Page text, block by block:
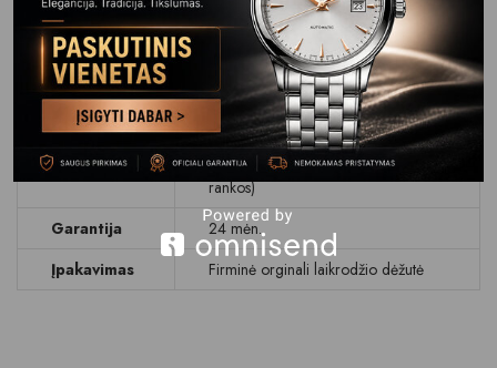
Vandeniui
Apyrankė
Dirželis
Plienas 316L
Apyrankės
Užsegimas
Z formos su fiksatoriais (atsisegus
užsegtuką, laikrodis pasilieka ant
rankos)
Garantija
24 mėn.
Įpakavimas
Firminė orginali laikrodžio dėžutė